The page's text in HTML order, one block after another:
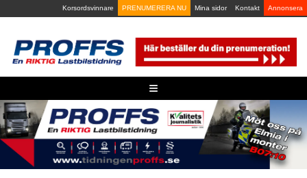
to
Korsordsvinnare PRENUMERERA NU Mina sidor Kontakt Annonsera
≡